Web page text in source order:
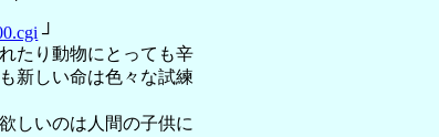
┘
たり動物にとっても辛
新しい命は色々な試練
しいのは人間の子供に